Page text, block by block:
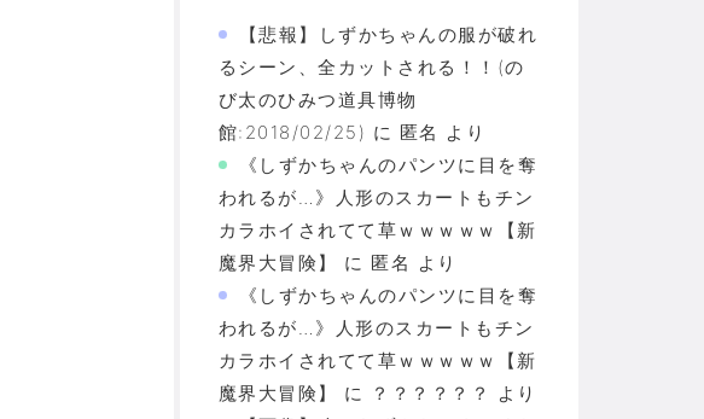
【悲報】しずかちゃんの服が破れ
るシーン、全カットされる！！(の
び太のひみつ道具博物
館:2018/02/25) に 匿名 より
《しずかちゃんのパンツに目を奪
われるが…》人形のスカートもチン
カラホイされてて草ｗｗｗｗｗ【新
魔界大冒険】
に 匿名 より
《しずかちゃんのパンツに目を奪
われるが…》人形のスカートもチン
カラホイされてて草ｗｗｗｗｗ【新
魔界大冒険】
に ？？？？？？
より